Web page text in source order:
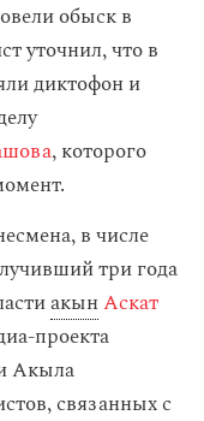
обыск в
уточнил, что в
диктофон и
, которого
в числе
три года
акынАскат
проекта
Акыла
связанных с